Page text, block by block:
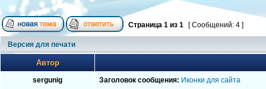
Страница 1 из 1 [ Сообщений: 4 ]
Версия для печати
Автор
sergunig Заголовок сообщения: Иконки для сайта